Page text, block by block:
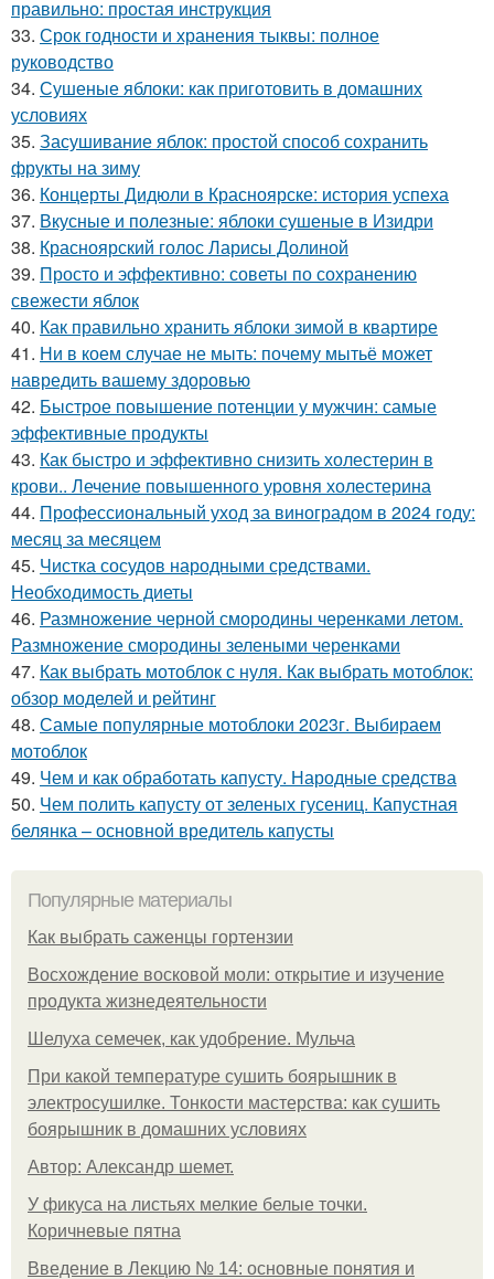
правильно: простая инструкция
33. Срок годности и хранения тыквы: полное
руководство
34. Сушеные яблоки: как приготовить в домашних
условиях
35. Засушивание яблок: простой способ сохранить
фрукты на зиму
36. Концерты Дидюли в Красноярске: история успеха
37. Вкусные и полезные: яблоки сушеные в Изидри
38. Красноярский голос Ларисы Долиной
39. Просто и эффективно: советы по сохранению
свежести яблок
40. Как правильно хранить яблоки зимой в квартире
41. Ни в коем случае не мыть: почему мытьё может
навредить вашему здоровью
42. Быстрое повышение потенции у мужчин: самые
эффективные продукты
43. Как быстро и эффективно снизить холестерин в
крови.. Лечение повышенного уровня холестерина
44. Профессиональный уход за виноградом в 2024 году:
месяц за месяцем
45. Чистка сосудов народными средствами.
Необходимость диеты
46. Размножение черной смородины черенками летом.
Размножение смородины зелеными черенками
47. Как выбрать мотоблок с нуля. Как выбрать мотоблок:
обзор моделей и рейтинг
48. Самые популярные мотоблоки 2023г. Выбираем
мотоблок
49. Чем и как обработать капусту. Народные средства
50. Чем полить капусту от зеленых гусениц. Капустная
белянка – основной вредитель капусты
Популярные материалы
Как выбрать саженцы гортензии
Восхождение восковой моли: открытие и изучение
продукта жизнедеятельности
Шелуха семечек, как удобрение. Мульча
При какой температуре сушить боярышник в
электросушилке. Тонкости мастерства: как сушить
боярышник в домашних условиях
Автор: Александр шемет.
У фикуса на листьях мелкие белые точки.
Коричневые пятна
Введение в Лекцию № 14: основные понятия и